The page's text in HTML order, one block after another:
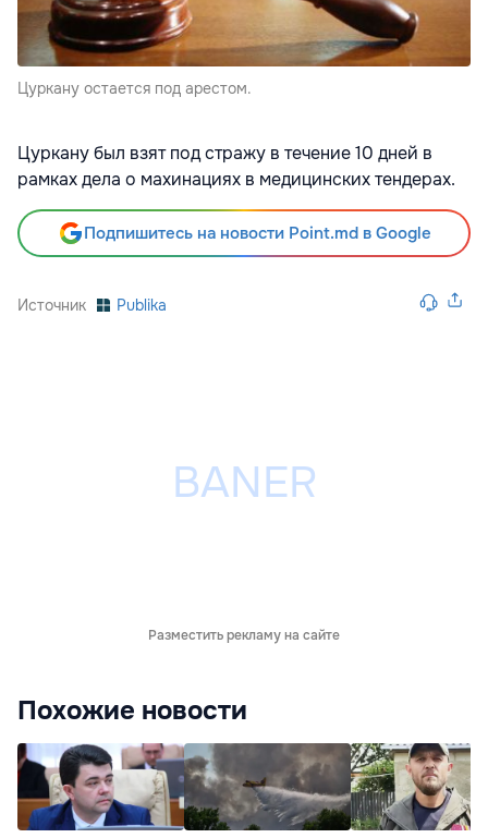
Цуркану остается под арестом.
Цуркану был взят под стражу в течение 10 дней в
рамках дела о махинациях в медицинских тендерах.
Подпишитесь на новости Point.md в Google
Источник Publika
Разместить рекламу на сайте
Похожие новости